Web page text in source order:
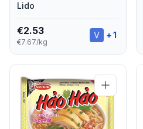
Lido
€2.53
€7.67/kg
+1